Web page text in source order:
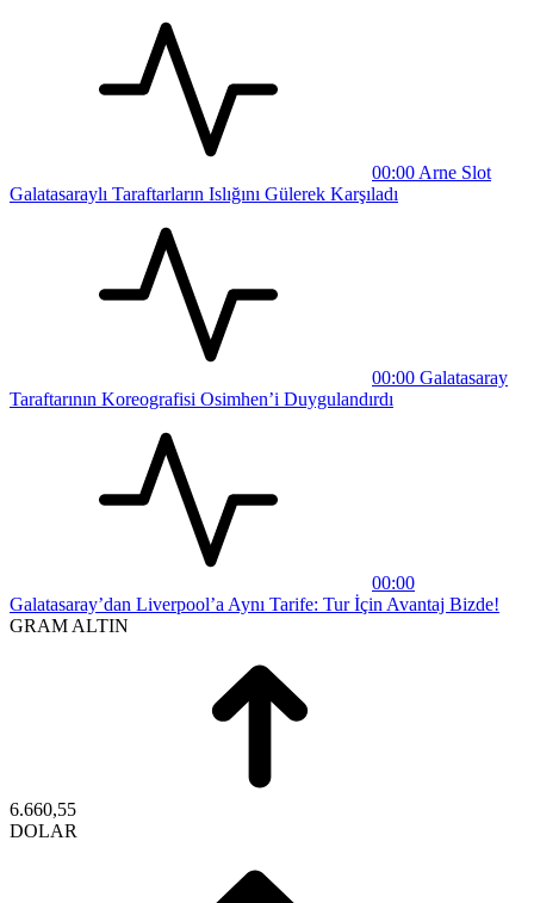
00:00 Arne Slot
Galatasaraylı Taraftarların Islığını Gülerek Karşıladı
00:00 Galatasaray
Taraftarının Koreografisi Osimhen’i Duygulandırdı
00:00
Galatasaray’dan Liverpool’a Aynı Tarife: Tur İçin Avantaj Bizde!
GRAM ALTIN
6.660,55
DOLAR